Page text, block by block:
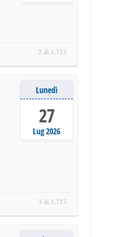
2 di 1.715
Lug 2026
Lunedì
27
3 di 1.715